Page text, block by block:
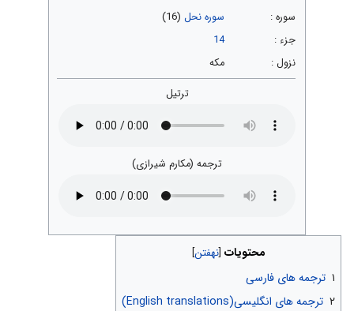
سوره : سوره نحل (16)
جزء :
14
نزول :
مکه
ترتیل
ترجمه (مکارم شیرازی)
محتویات
۱ ترجمه های فارسی
۲ ترجمه های انگلیسی(English translations)